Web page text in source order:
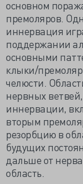
основном
премоляров.
иннервация
поддержании
основными
клыки/
челюсти.
нервных
иннервации,
вторым
резорбцию в
будущих
дальше от
область.